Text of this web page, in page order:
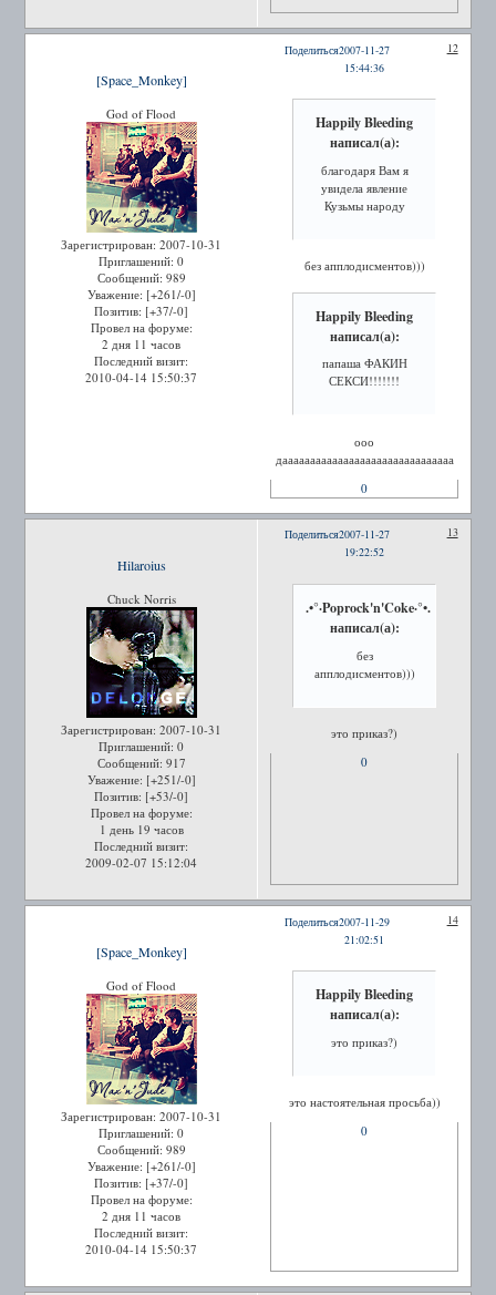
Поделиться 12
2007-11-27
15:44:36
[Space_Monkey]
God of Flood
Зарегистрирован: 2007-10-31
Приглашений: 0
Сообщений: 989
Уважение: [+261/-0]
Позитив: [+37/-0]
Провел на форуме:
2 дня 11 часов
Последний визит:
2010-04-14 15:50:37
Happily Bleeding
написал(а):
благодаря Вам я
увидела явление
Кузьмы народу
без апплодисментов)))
Happily Bleeding
написал(а):
папаша ФАКИН
СЕКСИ!!!!!!!
ооо
дааааааааааааааааааааааааааааааа
0
Поделиться 13
2007-11-27
19:22:52
Hilaroius
Chuck Norris
Зарегистрирован: 2007-10-31
Приглашений: 0
Сообщений: 917
Уважение: [+251/-0]
Позитив: [+53/-0]
Провел на форуме:
1 день 19 часов
Последний визит:
2009-02-07 15:12:04
.•°·Poprock'n'Coke·°•.
написал(а):
без
апплодисментов)))
это приказ?)
0
Поделиться 14
2007-11-29
21:02:51
[Space_Monkey]
God of Flood
Зарегистрирован: 2007-10-31
Приглашений: 0
Сообщений: 989
Уважение: [+261/-0]
Позитив: [+37/-0]
Провел на форуме:
2 дня 11 часов
Последний визит:
2010-04-14 15:50:37
Happily Bleeding
написал(а):
это приказ?)
это настоятельная просьба))
0